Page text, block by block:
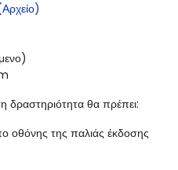
δραστηριότητα θα πρέπει:
οθόνης της παλιάς έκδοσης